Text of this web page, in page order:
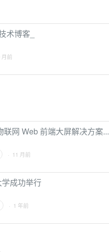
术博客_
月前
网 Web 前端大屏解决方案...
· 11 月前
成功举行
· 1 年前